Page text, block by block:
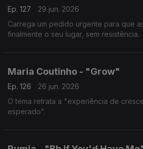
Ep. 127
29 jun. 2026
Carrega um pedido urgente para que
finalmente o seu lugar, sem resistência.
Maria Coutinho - "Grow"
Ep. 126
26 jun. 2026
O tema retrata a "experiência de
esperado".